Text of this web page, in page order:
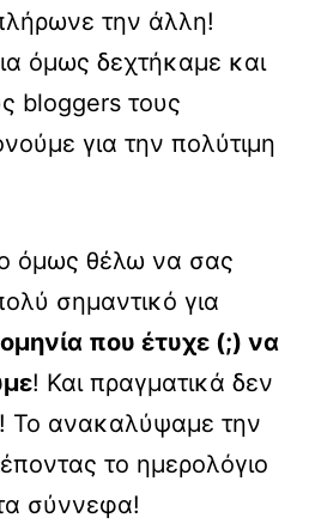
την άλλη!
όμως δεχτήκαμε και
bloggers τους
για την πολύτιμη
όμως θέλω να σας
σημαντικό για
που έτυχε (;) να
! Και πραγματικά δεν
Το ανακαλύψαμε την
το ημερολόγιο
σύννεφα!